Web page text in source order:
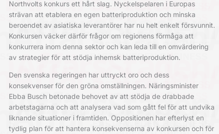
Northvolts konkurs ett hårt slag. Nyckelspelaren i Europas
strävan att etablera en egen batteriproduktion och minska
beroendet av asiatiska leverantörer har nu helt enkelt försvunnit.
Konkursen väcker därför frågor om regionens förmåga att
konkurrera inom denna sektor och kan leda till en omvärdering
av strategier för att stödja inhemsk batteriproduktion.
Den svenska regeringen har uttryckt oro och dess
konsekvenser för den gröna omställningen. Näringsminister
Ebba Busch betonade behovet av att stödja de drabbade
arbetstagarna och att analysera vad som gått fel för att undvika
liknande situationer i framtiden. Oppositionen har efterlyst en
tydlig plan för att hantera konsekvenserna av konkursen och för